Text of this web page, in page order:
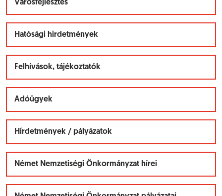
Városfejlesztés
Hatósági hirdetmények
Felhívások, tájékoztatók
Adóügyek
Hírdetmények / pályázatok
Német Nemzetiségi Önkormányzat hírei